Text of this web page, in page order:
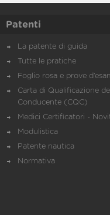
Patenti
La patente di guida
Tutte le pratiche
Foglio rosa e prove
Carta di Qualificazione del
Conducente (CQC)
Medici Certificatori -
Modulistica
Patente nautica
Normativa